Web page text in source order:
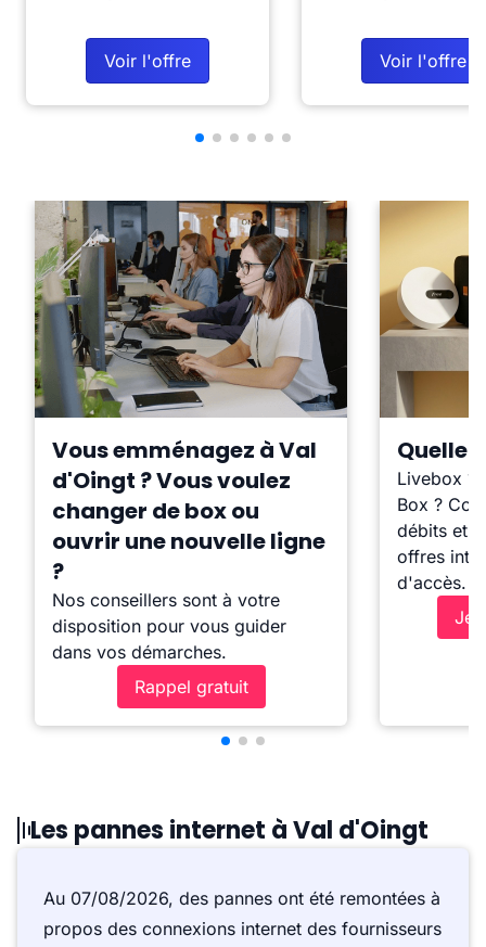
Voir l'offre Voir l'offre
Vous emménagez à Val
d'Oingt ? Vous voulez
changer de box ou
ouvrir une nouvelle ligne
?
Nos conseillers sont à votre
disposition pour vous guider
dans vos démarches.
Rappel gratuit
Quelle
Livebox ?
Box ?
débits et
offres
d'accès.
Je
Les pannes internet à Val d'Oingt
Au 07/08/2026, des pannes ont été remontées à
propos des connexions internet des fournisseurs